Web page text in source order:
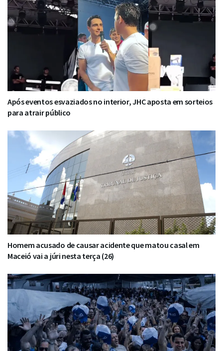
Após eventos esvaziados no interior, JHC aposta em sorteios
para atrair público
Homem acusado de causar acidente que matou casal em
Maceió vai a júri nesta terça (26)